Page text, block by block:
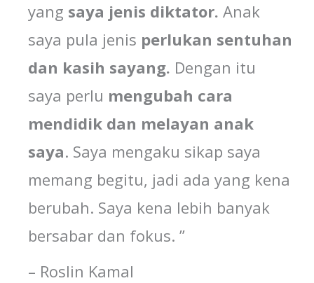
yang saya jenis diktator. Anak
saya pula jenis perlukan sentuhan
dan kasih sayang. Dengan itu
saya perlu mengubah cara
mendidik dan melayan anak
saya. Saya mengaku sikap saya
memang begitu, jadi ada yang kena
berubah. Saya kena lebih banyak
bersabar dan fokus. ”
– Roslin Kamal